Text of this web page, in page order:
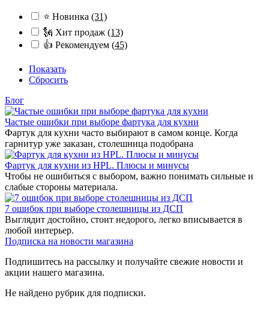
⭐ Новинка (31)
🗽 Хит продаж (13)
👍 Рекомендуем (45)
Показать
Сбросить
Блог
Частые ошибки при выборе фартука для кухни
Фартук для кухни часто выбирают в самом конце. Когда
гарнитур уже заказан, столешница подобрана
Фартук для кухни из HPL. Плюсы и минусы
Чтобы не ошибиться с выбором, важно понимать сильные и
слабые стороны материала.
7 ошибок при выборе столешницы из ДСП
Выглядит достойно, стоит недорого, легко вписывается в
любой интерьер.
Подписка на новости магазина
Подпишитесь на рассылку и получайте свежие новости и
акции нашего магазина.
Не найдено рубрик для подписки.